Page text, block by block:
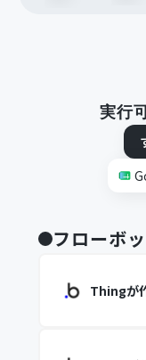
実行
フローボ
Thingが